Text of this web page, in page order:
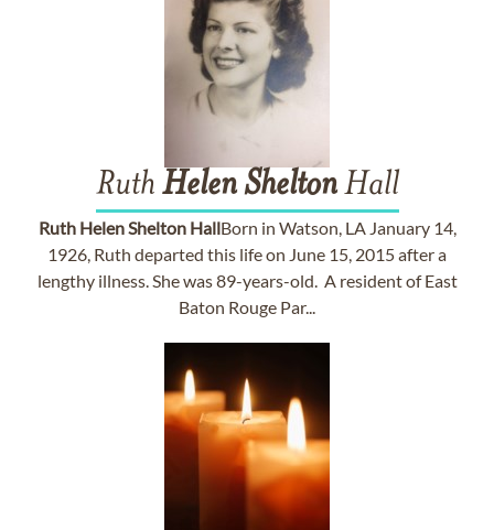
Ruth Helen SheltonHall
Ruth HelenSheltonHallBorn in Watson, LA January 14,
1926, Ruth departed this life on June 15, 2015 after a
lengthy illness. She was 89-years-old. A resident of East
Baton Rouge Par...